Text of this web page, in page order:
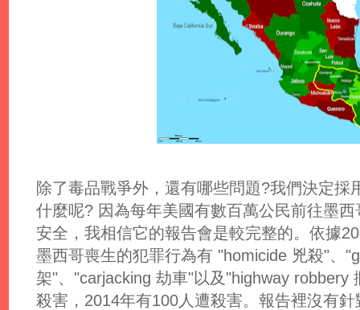
除了毒品戰爭外，還有哪些問題?我們決定採
什麼呢? 因為每年美國有數百萬公民前往墨
安全，我相信它的報告會是較完整的。依據
墨西哥喪生的犯罪行為有 "homicide 兇殺"、
架"、"carjacking 劫車"以及"highway robbery
殺害，2014年有100人遭殺害。報告裡沒有